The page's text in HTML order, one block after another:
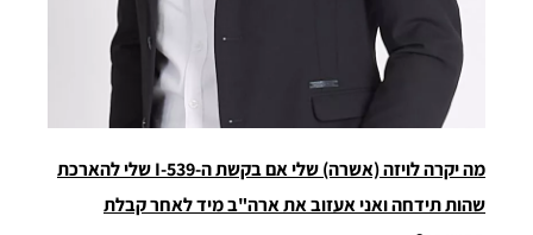
מה יקרה לויזה (אשרה) שלי אם בקשת ה-I-539שלי להארכת
שהות תידחה ואני אעזוב את ארה"ב מיד לאחר קבלת